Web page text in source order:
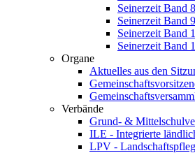
Seinerzeit Band 8
Seinerzeit Band 9
Seinerzeit Band
Seinerzeit Band
Organe
Aktuelles aus den
Verbände
Grund- &
ILE - Integrierte
LPV -